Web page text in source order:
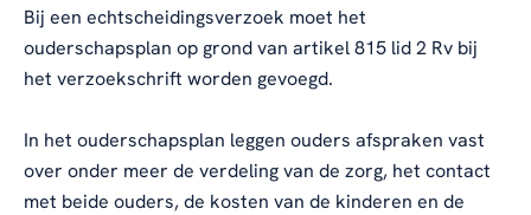
Bij een echtscheidingsverzoek moet het
ouderschapsplan op grond van artikel 815 lid 2 Rv bij
het verzoekschrift worden gevoegd.
In het ouderschapsplan leggen ouders afspraken vast
over onder meer de verdeling van de zorg, het contact
met beide ouders, de kosten van de kinderen en de